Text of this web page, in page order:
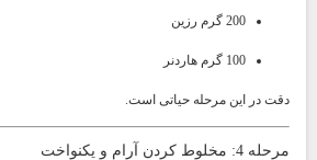
200 گرم رزین
100 گرم هاردنر
دقت در این مرحله حیاتی است.
مرحله 4: مخلوط کردن آرام و یکنواخت